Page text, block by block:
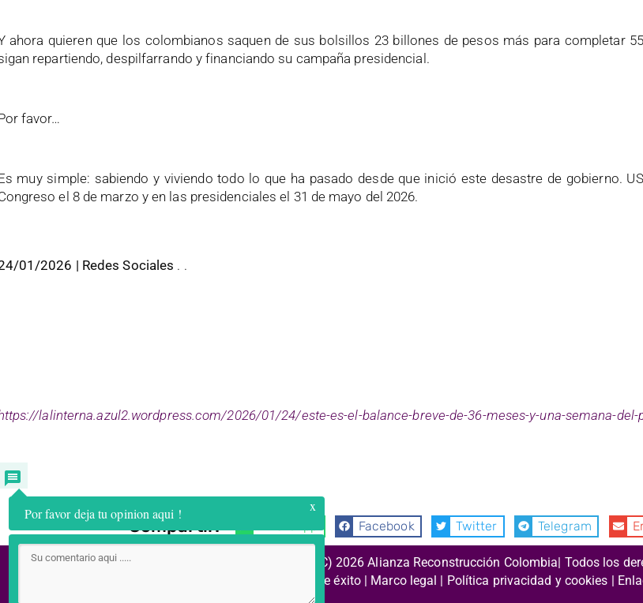
ahora quieren que los colombianos saquen de sus bolsillos 23 billones de pesos más para completar
repartiendo, despilfarrando y financiando su campaña presidencial.
favor…
muy simple: sabiendo y viviendo todo lo que ha pasado desde que inició este desastre de gobierno.
el 8 de marzo y en las presidenciales el 31 de mayo del 2026.
01/2026 | Redes Sociales . .
lalinterna.azul2.wordpress.com/2026/01/24/este-es-el-balance-breve-de-36-meses-y-una-semana-
Por favor deja tu opinion aqui ! x
Compartir: Facebook Twitter Telegram
(C) 2026 Alianza Reconstrucción Colombia| Todos los
Historias de éxito | Marco legal | Política privacidad y cookies |